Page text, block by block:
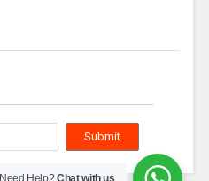
Need Help?Chat with us